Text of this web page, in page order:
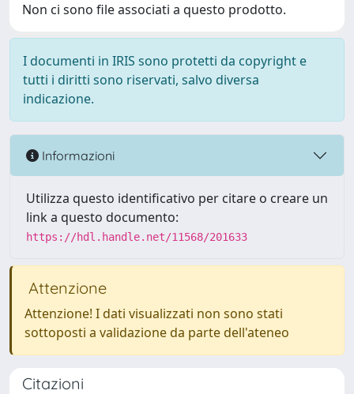
Non ci sono file associati a questo prodotto.
I documenti in IRIS sono protetti da copyright e
tutti i diritti sono riservati, salvo diversa
indicazione.
Informazioni
Utilizza questo identificativo per citare o creare un
link a questo documento:
https://hdl.handle.net/11568/201633
Attenzione
Attenzione! I dati visualizzati non sono stati
sottoposti a validazione da parte dell'ateneo
Citazioni